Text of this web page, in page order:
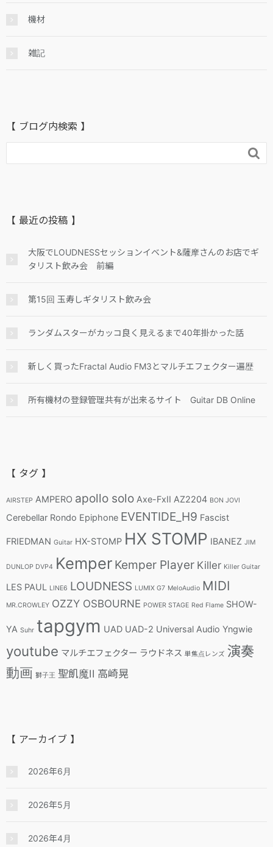
機材
雑記
【 ブログ内検索 】

【 最近の投稿 】
大阪でLOUDNESSセッションイベント&薩摩さんのお店でギ
タリスト飲み会 前編
第15回 玉寿しギタリスト飲み会
ランダムスターがカッコ良く見えるまで40年掛かった話
新しく買ったFractal Audio FM3とマルチエフェクター遍歴
所有機材の登録管理共有が出来るサイト Guitar DB Online
【 タグ 】
AIRSTEP AMPERO apollo solo Axe-FxII AZ2204 BON JOVI
Cerebellar Rondo Epiphone EVENTIDE_H9 Fascist
FRIEDMAN Guitar HX-STOMP HX STOMP IBANEZ JIM
DUNLOP DVP4 Kemper Kemper Player Killer Killer Guitar
LES PAUL LINE6 LOUDNESS LUMIX G7 MeloAudio MIDI
MR.CROWLEY OZZY OSBOURNE POWER STAGE Red Flame SHOW-
YA Suhr tapgym UAD UAD-2 Universal Audio Yngwie
youtube マルチエフェクター ラウドネス 単焦点レンズ 演奏
動画 獅子王 聖飢魔II 高崎晃
【 アーカイブ 】
2026年6月
2026年5月
2026年4月